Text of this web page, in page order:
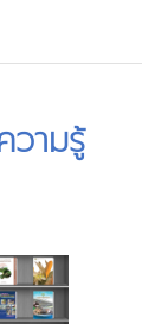
วามรู้